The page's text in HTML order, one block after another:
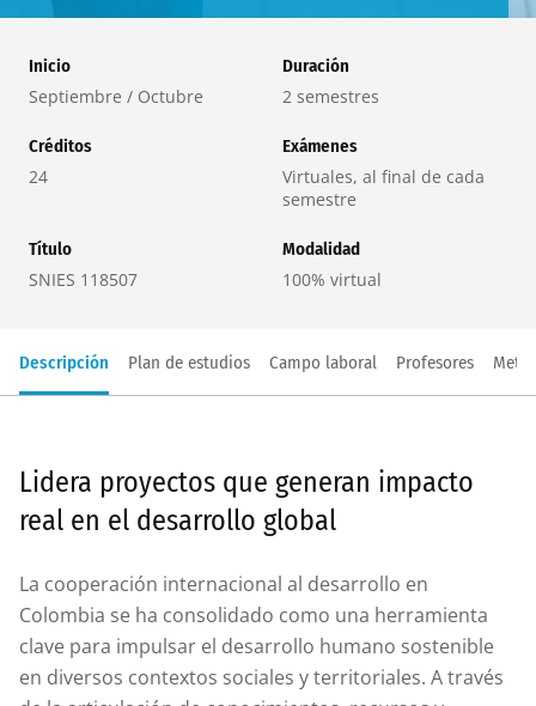
Inicio
Septiembre / Octubre
Duración
2 semestres
Créditos
24
Exámenes
Virtuales, al final de cada
semestre
Título
SNIES 118507
Modalidad
100% virtual
Descripción Plan de estudios Campo laboral Profesores
Lidera proyectos que generan impacto
real en el desarrollo global
La cooperación internacional al desarrollo en
Colombia se ha consolidado como una herramienta
clave para impulsar el desarrollo humano sostenible
en diversos contextos sociales y territoriales. A través